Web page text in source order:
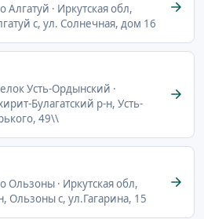
Алгатуй · Иркутская обл,
с, ул. Солнечная, дом 16
Усть-Ордынский ·
Булагатский р-н, Усть-
49\\
Ользоны · Иркутская обл,
Ользоны с, ул.Гагарина, 15